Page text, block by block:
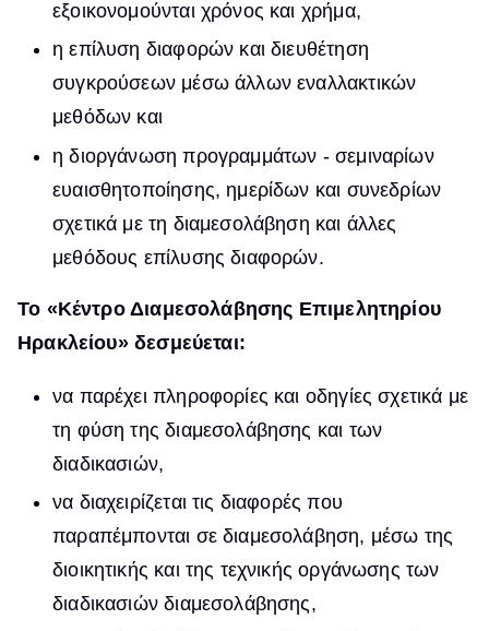
εξοικονομούνται χρόνος και χρήμα,
η επίλυση διαφορών και διευθέτηση
συγκρούσεων μέσω άλλων εναλλακτικών
μεθόδων και
η διοργάνωση προγραμμάτων - σεμιναρίων
ευαισθητοποίησης, ημερίδων και συνεδρίων
σχετικά με τη διαμεσολάβηση και άλλες
μεθόδους επίλυσης διαφορών.
Το «Κέντρο Διαμεσολάβησης Επιμελητηρίου
Ηρακλείου» δεσμεύεται:
να παρέχει πληροφορίες και οδηγίες σχετικά με
τη φύση της διαμεσολάβησης και των
διαδικασιών,
να διαχειρίζεται τις διαφορές που
παραπέμπονται σε διαμεσολάβηση, μέσω της
διοικητικής και της τεχνικής οργάνωσης των
διαδικασιών διαμεσολάβησης,